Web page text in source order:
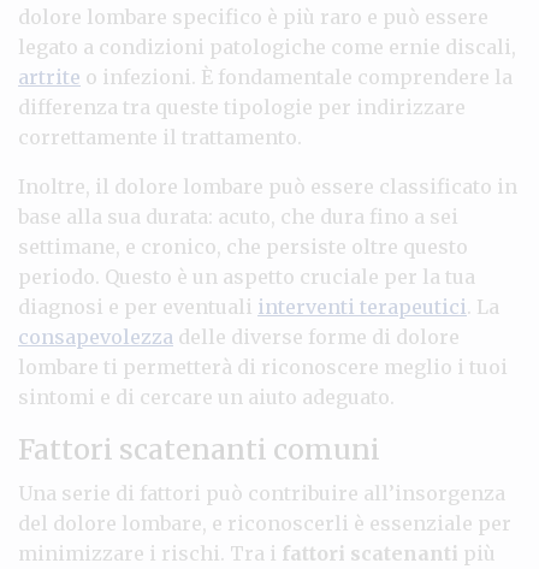
dolore lombare specifico è più raro e può essere
legato a condizioni patologiche come ernie discali,
artrite o infezioni. È fondamentale comprendere la
differenza tra queste tipologie per indirizzare
correttamente il trattamento.
Inoltre, il dolore lombare può essere classificato in
base alla sua durata: acuto, che dura fino a sei
settimane, e cronico, che persiste oltre questo
periodo. Questo è un aspetto cruciale per la tua
diagnosi e per eventuali interventi terapeutici. La
consapevolezza delle diverse forme di dolore
lombare ti permetterà di riconoscere meglio i tuoi
sintomi e di cercare un aiuto adeguato.
Fattori scatenanti comuni
Una serie di fattori può contribuire all’insorgenza
del dolore lombare, e riconoscerli è essenziale per
minimizzare i rischi. Tra i fattori scatenanti più